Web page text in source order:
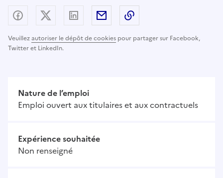
Veuillezautoriser le dépôt de cookies pour partager sur Facebook,
Twitter et LinkedIn.
Partager sur Facebook
Partager sur X (anciennement Twitter) -
Partager sur LinkedIn
Partager par email
Nature de l’emploi
Emploi ouvert aux titulaires et aux contractuels
Expérience souhaitée
Non renseigné